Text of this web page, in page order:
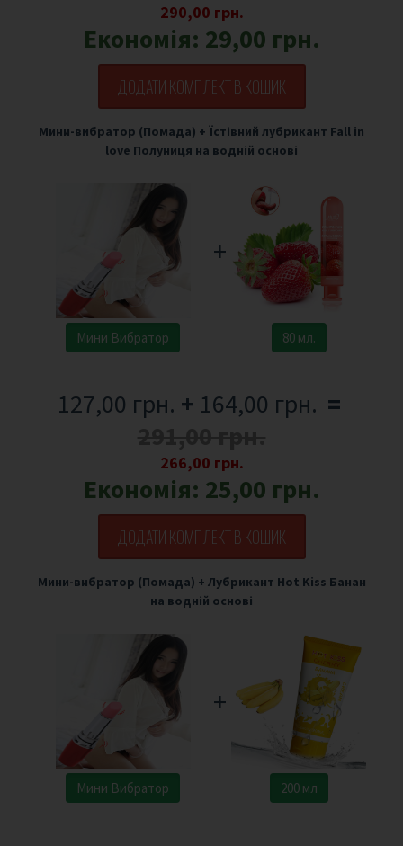
290,00 грн.
Економія: 29,00 грн.
ДОДАТИ КОМПЛЕКТ В КОШИК
Мини-вибратор (Помада) + Їстівний лубрикант Fall in
love Полуниця на водній основі
Мини Вибратор
+
80 мл.
127,00 грн. + 164,00 грн. =
266,00 грн.
Економія: 25,00 грн.
ДОДАТИ КОМПЛЕКТ В КОШИК
Мини-вибратор (Помада) + Лубрикант Hot Kiss Банан
на водній основі
Мини Вибратор
+
200 мл